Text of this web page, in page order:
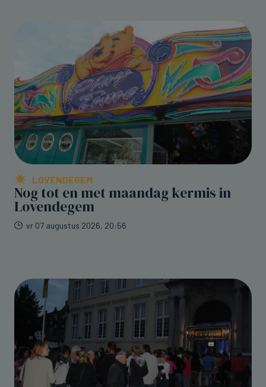
LOVENDEGEM
Nog tot en met maandag kermis in
Lovendegem
vr 07 augustus 2026, 20:56